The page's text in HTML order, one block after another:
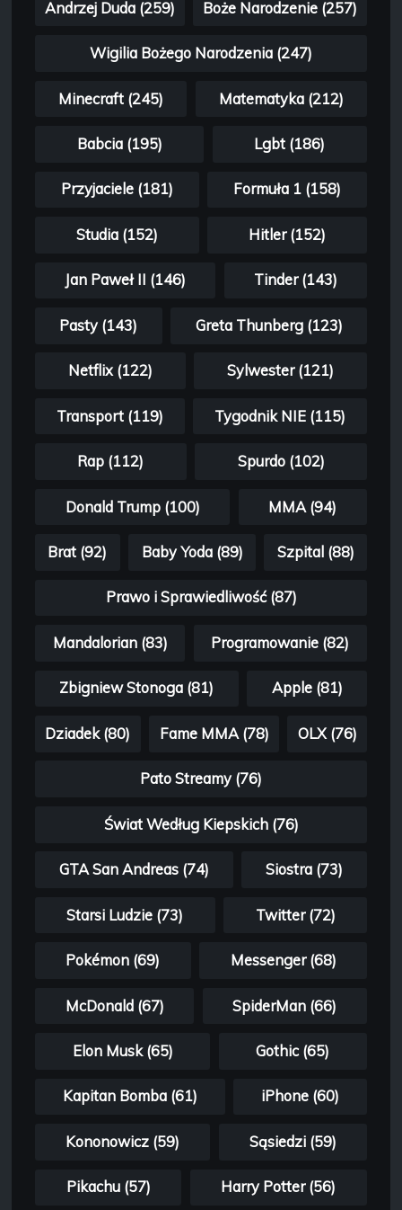
Andrzej Duda (259) Boże Narodzenie (257)
Wigilia Bożego Narodzenia (247)
Minecraft (245) Matematyka (212)
Babcia (195) Lgbt (186)
Przyjaciele (181) Formuła 1 (158)
Studia (152) Hitler (152)
Jan Paweł II (146) Tinder (143)
Pasty (143) Greta Thunberg (123)
Netflix (122) Sylwester (121)
Transport (119) Tygodnik NIE (115)
Rap (112) Spurdo (102)
Donald Trump (100) MMA (94)
Brat (92) Baby Yoda (89) Szpital (88)
Prawo i Sprawiedliwość (87)
Mandalorian (83) Programowanie (82)
Zbigniew Stonoga (81) Apple (81)
Dziadek (80) Fame MMA (78) OLX (76)
Pato Streamy (76)
Świat Według Kiepskich (76)
GTA San Andreas (74) Siostra (73)
Starsi Ludzie (73) Twitter (72)
Pokémon (69) Messenger (68)
McDonald (67) SpiderMan (66)
Elon Musk (65) Gothic (65)
Kapitan Bomba (61) iPhone (60)
Kononowicz (59) Sąsiedzi (59)
Pikachu (57) Harry Potter (56)